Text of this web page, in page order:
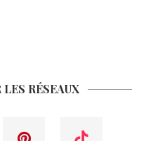
RÉSEAUX